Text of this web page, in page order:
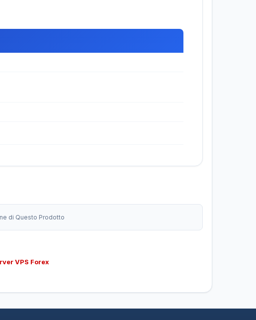
di Questo Prodotto
VPS Forex